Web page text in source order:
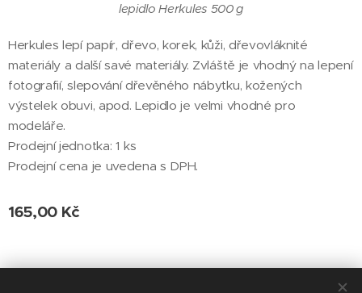
lepidlo Herkules 500 g
Herkules lepí papír, dřevo, korek, kůži, dřevovláknité
materiály a další savé materiály. Zvláště je vhodný na lepení
fotografií, slepování dřevěného nábytku, kožených
výstelek obuvi, apod. Lepidlo je velmi vhodné pro
modeláře.
Prodejní jednotka: 1 ks
Prodejní cena je uvedena s DPH.
165,00 Kč